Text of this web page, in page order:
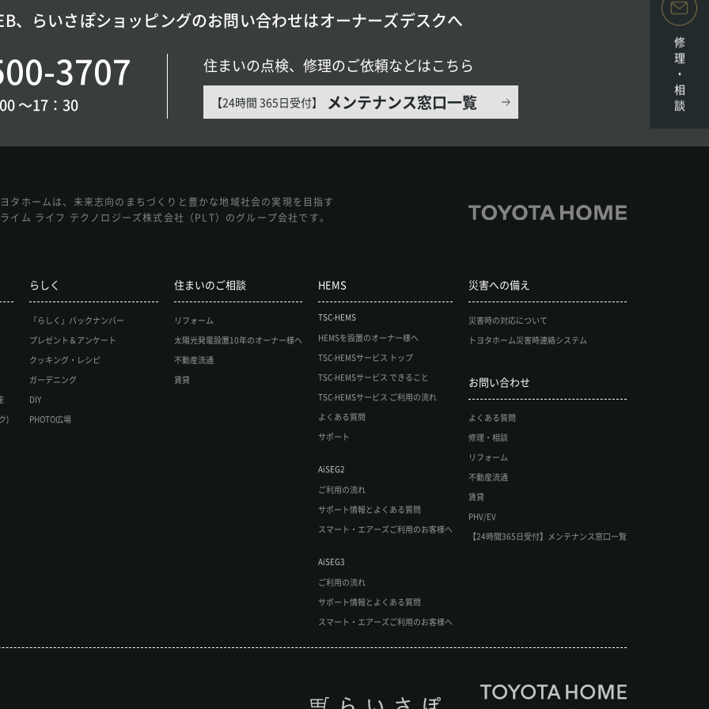
、らいさぽショッピングのお問い合わせはオーナーズデスクへ
3707
〜17：30
住まいの点検、修理のご依頼などはこちら
【24時間 365日受付】 メンテナンス窓口一覧
タホームは、未来志向のまちづくりと豊かな地域社会の実現を目指す
イム ライフ テクノロジーズ株式会社（PLT）のグループ会社です。
)
らしく
「らしく」バックナンバー
プレゼント＆アンケート
クッキング・レシピ
ガーデニング
DIY
PHOTO広場
住まいのご相談
リフォーム
太陽光発電設置10年のオーナー様へ
不動産流通
賃貸
HEMS
TSC-HEMS
HEMSを設置のオーナー様へ
TSC-HEMSサービス トップ
TSC-HEMSサービス できること
TSC-HEMSサービス ご利用の流れ
よくある質問
サポート
AiSEG2
ご利用の流れ
サポート情報とよくある質問
スマート・エアーズご利用のお客様へ
AiSEG3
ご利用の流れ
サポート情報とよくある質問
スマート・エアーズご利用のお客様へ
災害への備え
災害時の対応について
トヨタホーム災害時連絡システム
お問い合わせ
よくある質問
修理・相談
リフォーム
不動産流通
賃貸
PHV/EV
【24時間365日受付】メンテナンス窓口一覧
修理・相談